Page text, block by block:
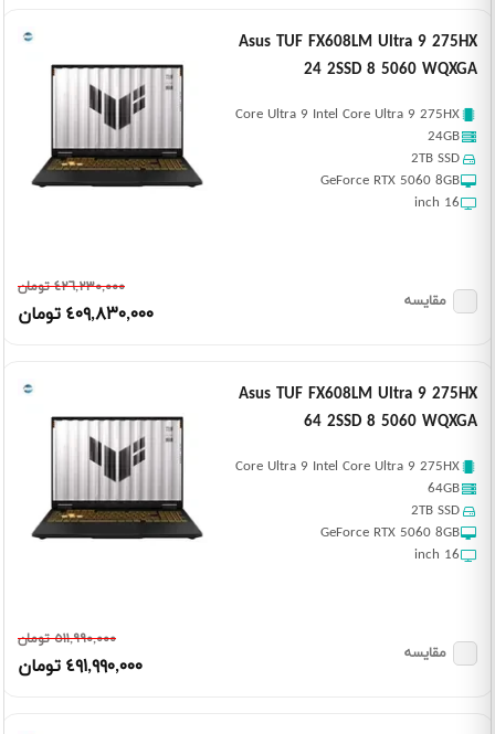
Asus TUF FX608LM Ultra 9 275HX
24 2SSD 8 5060 WQXGA
Core Ultra 9 Intel Core Ultra 9 275HX
24GB
2TB SSD
GeForce RTX 5060 8GB
16 inch
٤٢٦,٢٣٠,٠٠٠ تومان
٤٠٩,٨٣٠,٠٠٠ تومان
مقایسه
Asus TUF FX608LM Ultra 9 275HX
64 2SSD 8 5060 WQXGA
Core Ultra 9 Intel Core Ultra 9 275HX
64GB
2TB SSD
GeForce RTX 5060 8GB
16 inch
٥١١,٩٩٠,٠٠٠ تومان
٤٩١,٩٩٠,٠٠٠ تومان
مقایسه